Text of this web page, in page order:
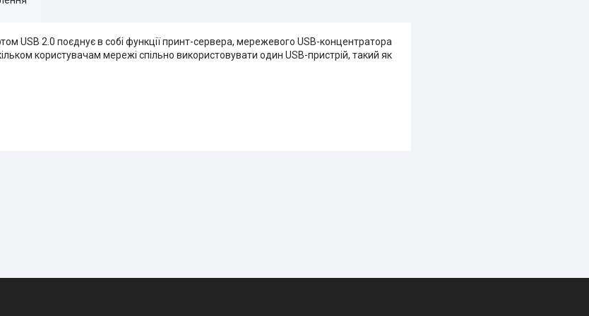
USB 2.0 поєднує в собі функції принт-сервера, мережевого USB-концентратора
користувачам мережі спільно використовувати один USB-пристрій, такий як